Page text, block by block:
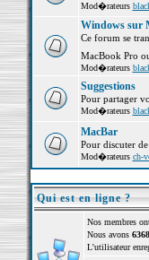
Mod�rateurs
Windows sur
Ce forum se
MacBook Pro
Mod�rateurs
Suggestions
Pour partager
Mod�rateurs
MacBar
Pour discuter
Mod�rateurs ch-
Qui est en ligne ?
Nos membres
Nous avons 6368
L'utilisateur